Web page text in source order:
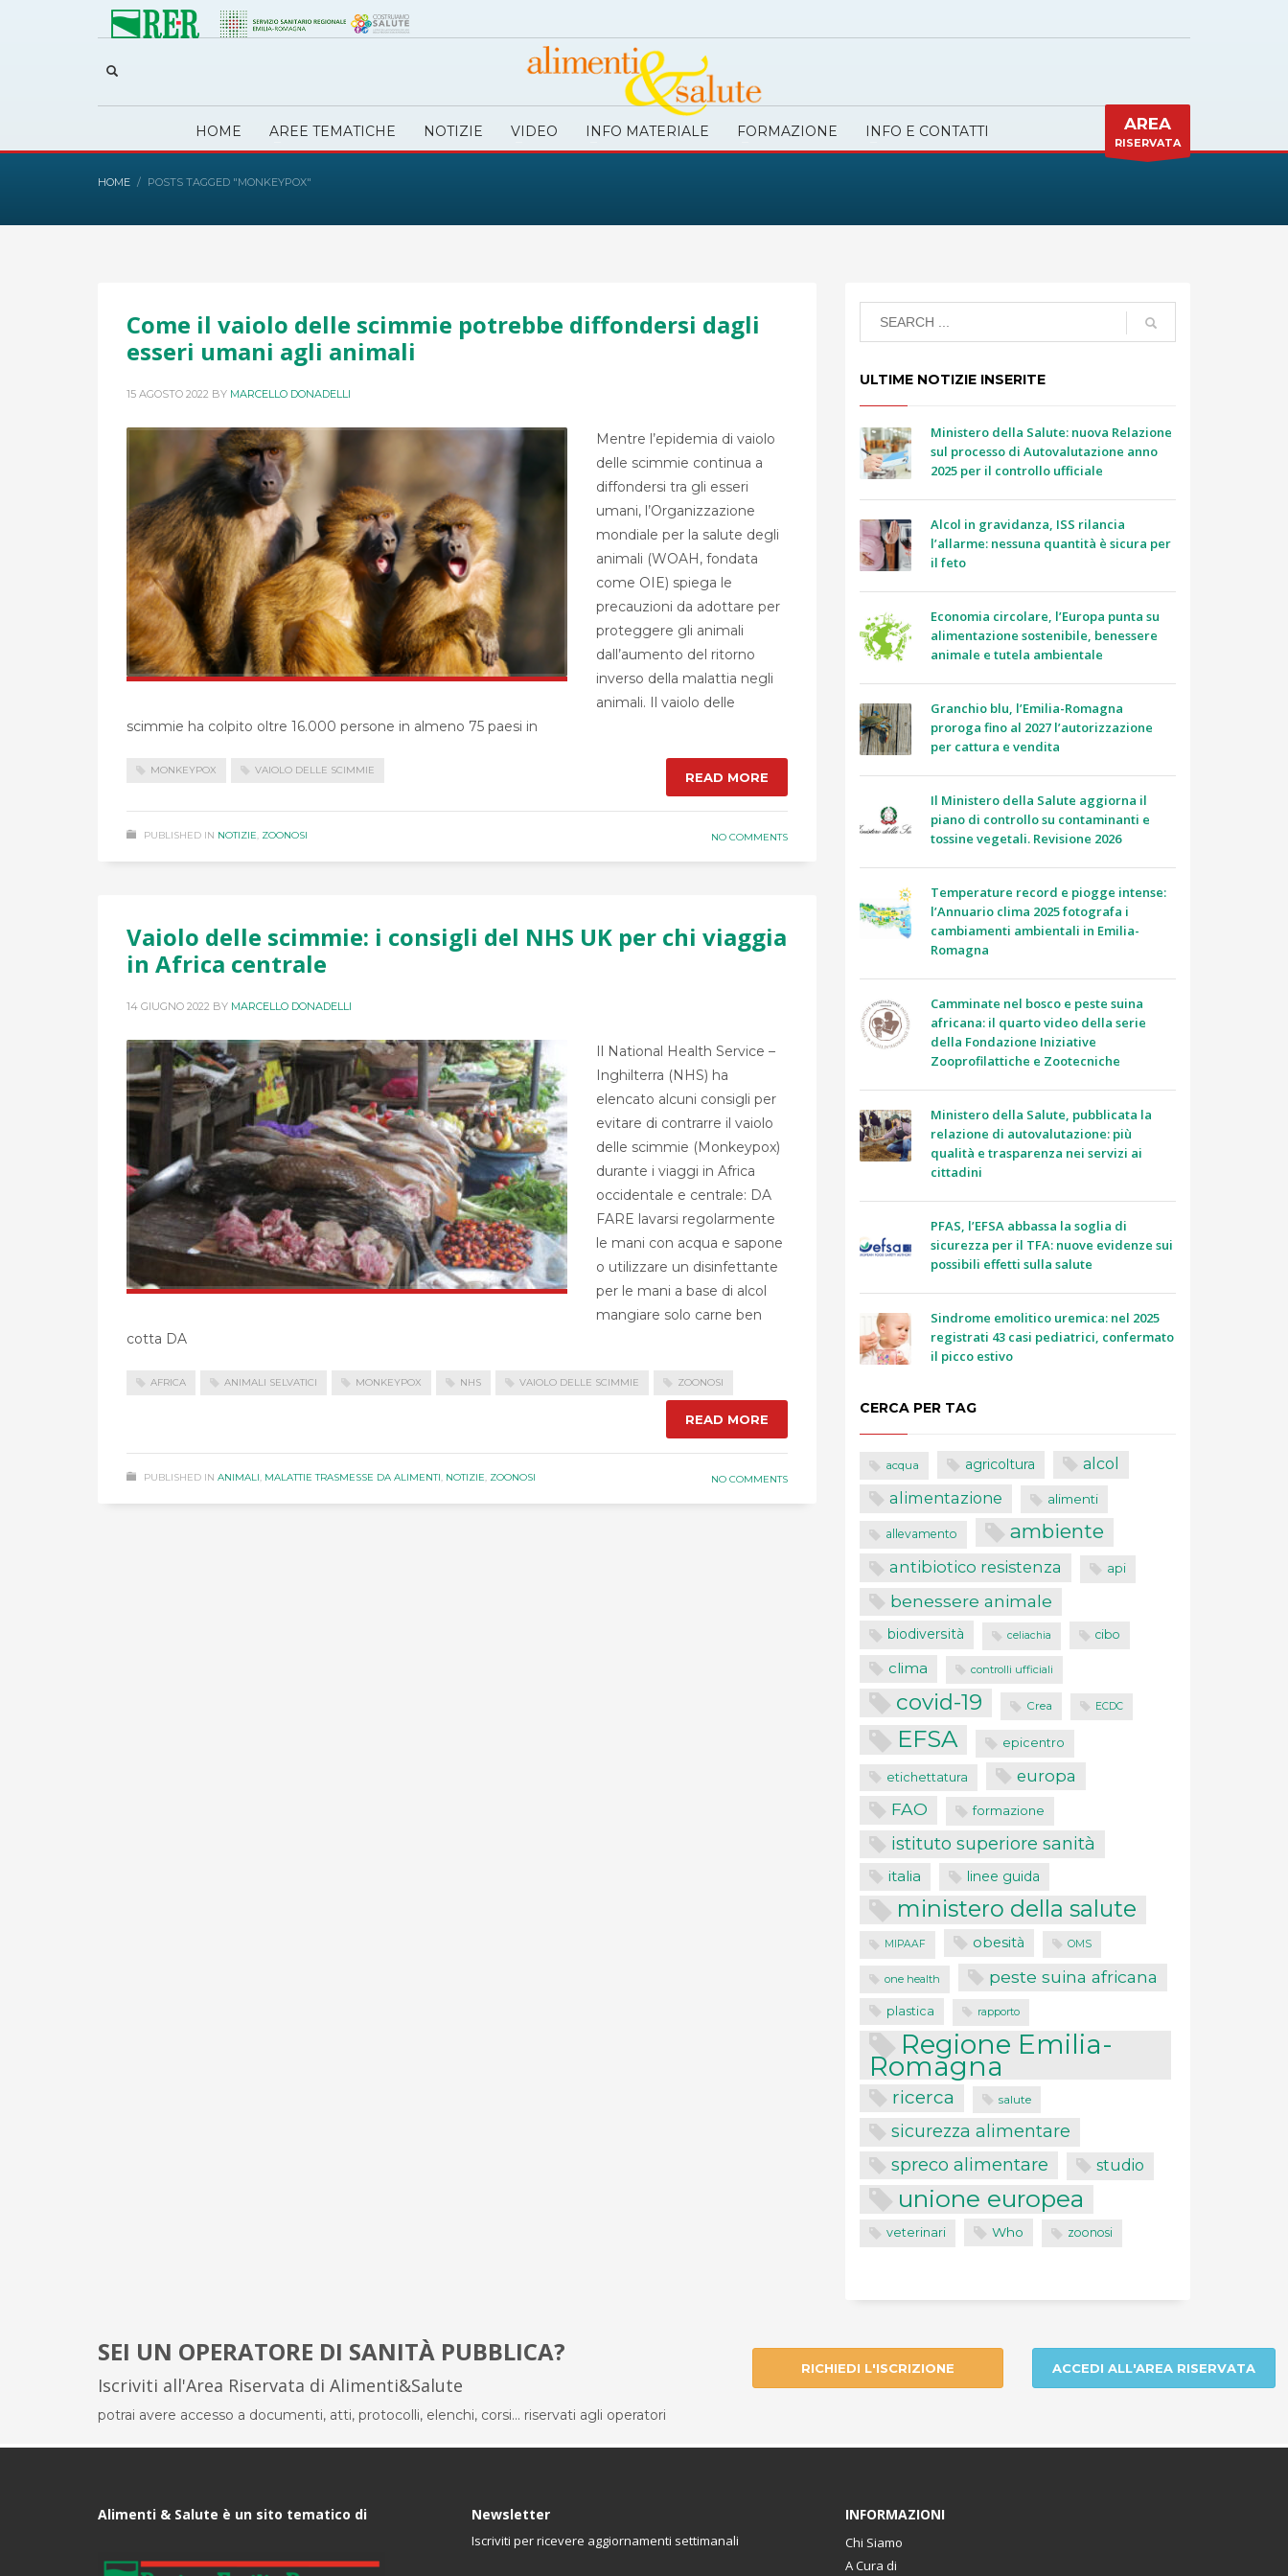
HOME AREE TEMATICHE NOTIZIE VIDEO INFO MATERIALE FORMAZIONE INFO E CONTATTI AREA
RISERVATA
HOME POSTS TAGGED "MONKEYPOX"
Come il vaiolo delle scimmie potrebbe diffondersi dagli
esseri umani agli animali
15 AGOSTO 2022 BY MARCELLO DONADELLI
Mentre l’epidemia di vaiolo
delle scimmie continua a
diffondersi tra gli esseri
umani, l’Organizzazione
mondiale per la salute degli
animali (WOAH, fondata
come OIE) spiega le
precauzioni da adottare per
proteggere gli animali
dall’aumento del ritorno
inverso della malattia negli
animali. Il vaiolo delle
scimmie ha colpito oltre 16.000 persone in almeno 75 paesi in
MONKEYPOX VAIOLO DELLE SCIMMIE READ MORE
PUBLISHED IN NOTIZIE, ZOONOSI NO COMMENTS
Vaiolo delle scimmie: i consigli del NHS UK per chi viaggia
in Africa centrale
14 GIUGNO 2022 BY MARCELLO DONADELLI
Il National Health Service –
Inghilterra (NHS) ha
elencato alcuni consigli per
evitare di contrarre il vaiolo
delle scimmie (Monkeypox)
durante i viaggi in Africa
occidentale e centrale: DA
FARE lavarsi regolarmente
le mani con acqua e sapone
o utilizzare un disinfettante
per le mani a base di alcol
mangiare solo carne ben
cotta DA
AFRICA ANIMALI SELVATICI MONKEYPOX NHS VAIOLO DELLE SCIMMIE ZOONOSI
READ MORE
PUBLISHED IN ANIMALI, MALATTIE TRASMESSE DA ALIMENTI, NOTIZIE, ZOONOSI NO COMMENTS
ULTIME NOTIZIE INSERITE
Ministero della Salute: nuova Relazione
sul processo di Autovalutazione anno
2025 per il controllo ufficiale
Alcol in gravidanza, ISS rilancia
l’allarme: nessuna quantità è sicura per
il feto
Economia circolare, l’Europa punta su
alimentazione sostenibile, benessere
animale e tutela ambientale
Granchio blu, l’Emilia-Romagna
proroga fino al 2027 l’autorizzazione
per cattura e vendita
Il Ministero della Salute aggiorna il
piano di controllo su contaminanti e
tossine vegetali. Revisione 2026
Temperature record e piogge intense:
l’Annuario clima 2025 fotografa i
cambiamenti ambientali in Emilia-
Romagna
Camminate nel bosco e peste suina
africana: il quarto video della serie
della Fondazione Iniziative
Zooprofilattiche e Zootecniche
Ministero della Salute, pubblicata la
relazione di autovalutazione: più
qualità e trasparenza nei servizi ai
cittadini
PFAS, l’EFSA abbassa la soglia di
sicurezza per il TFA: nuove evidenze sui
possibili effetti sulla salute
Sindrome emolitico uremica: nel 2025
registrati 43 casi pediatrici, confermato
il picco estivo
CERCA PER TAG
acqua agricoltura alcol
alimentazione alimenti
allevamento ambiente
antibiotico resistenza api
benessere animale
biodiversità celiachia cibo
clima controlli ufficiali
covid-19 Crea ECDC
EFSA epicentro
etichettatura europa
FAO formazione
istituto superiore sanità
italia linee guida
ministero della salute
MIPAAF obesità OMS
one health peste suina africana
plastica rapporto
Regione Emilia-
Romagna
ricerca salute
sicurezza alimentare
spreco alimentare studio
unione europea
veterinari Who zoonosi
SEI UN OPERATORE DI SANITÀ PUBBLICA?
Iscriviti all'Area Riservata di Alimenti&Salute
potrai avere accesso a documenti, atti, protocolli, elenchi, corsi... riservati agli operatori
RICHIEDI L'ISCRIZIONE ACCEDI ALL'AREA RISERVATA
Alimenti & Salute è un sito tematico di Newsletter
Iscriviti per ricevere aggiornamenti settimanali
INFORMAZIONI
Chi Siamo
A Cura di